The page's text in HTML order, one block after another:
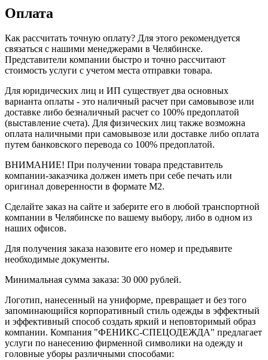
Оплата
Как рассчитать точную оплату? Для этого рекомендуется
связаться с нашими менеджерами в Челябинске.
Представители компании быстро и точно рассчитают
стоимость услуги с учетом места отправки товара.
Для юридических лиц и ИП существует два основных
варианта оплаты - это наличный расчет при самовывозе или
доставке либо безналичный расчет со 100% предоплатой
(выставление счета). Для физических лиц также возможна
оплата наличными при самовывозе или доставке либо оплата
путем банковского перевода со 100% предоплатой.
ВНИМАНИЕ! При получении товара представитель
компании-заказчика должен иметь при себе печать или
оригинал доверенности в формате М2.
Сделайте заказ на сайте и заберите его в любой транспортной
компании в Челябинске по вашему выбору, либо в одном из
наших офисов.
Для получения заказа назовите его номер и предъявите
необходимые документы.
Минимальная сумма заказа: 30 000 рублей.
Логотип, нанесенный на униформе, превращает и без того
запоминающийся корпоративный стиль одежды в эффектный
и эффективный способ создать яркий и неповторимый образ
компании. Компания "ФЕНИКС-СПЕЦОДЕЖДА" предлагает
услуги по нанесению фирменной символики на одежду и
головные уборы различными способами: